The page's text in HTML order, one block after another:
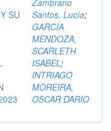
SU
Zambrano
Santos, Lucía;
GARCÍA
MENDOZA,
SCARLETH
ISABEL;
INTRIAGO
MOREIRA,
OSCAR DARIO